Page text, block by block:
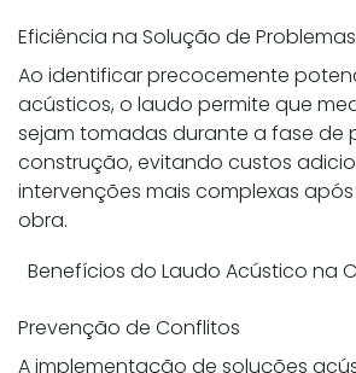
Eficiência na Solução de Problemas
Ao identificar precocemente
acústicos, o laudo permite que
sejam tomadas durante a fase de
construção, evitando custos
intervenções mais complexas
obra.
Benefícios do Laudo Acústico na
Prevenção de Conflitos
A implementação de soluções